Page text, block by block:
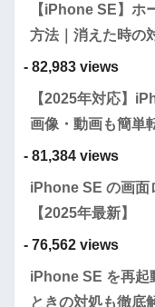
【iPhone SE】ホ
方法｜消えた時の
- 82,983 views
【2025年対応】
画像・動画も簡単
- 81,384 views
iPhone SE の画面
【2025年最新】
- 76,562 views
iPhone SE を再起
ときの対処も徹底